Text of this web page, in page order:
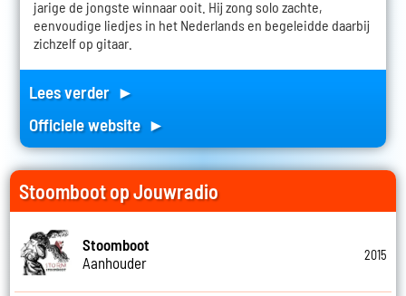
jarige de jongste winnaar ooit. Hij zong solo zachte,
eenvoudige liedjes in het Nederlands en begeleidde daarbij
zichzelf op gitaar.
Lees verder ►
Officiele website ►
Stoomboot op Jouwradio
Stoomboot
Aanhouder
2015